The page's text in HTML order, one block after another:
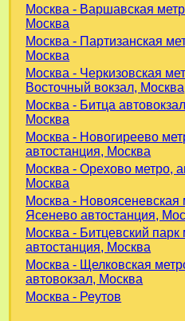
Москва - Варшавская
Москва
Москва - Партизанская
Москва
Москва - Черкизовская
Восточный вокзал, Москва
Москва - Битца
Москва
Москва - Новогиреево
автостанция, Москва
Москва - Орехово метро,
Москва
Москва - Новоясеневская
Ясенево автостанция,
Москва - Битцевский парк
автостанция, Москва
Москва - Щелковская
автовокзал, Москва
Москва - Реутов